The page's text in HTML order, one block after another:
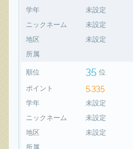
学年
未設定
ニックネーム
未設定
地区
未設定
所属
順位 35 位
ポイント 5,335
学年
未設定
ニックネーム
未設定
地区
未設定
所属